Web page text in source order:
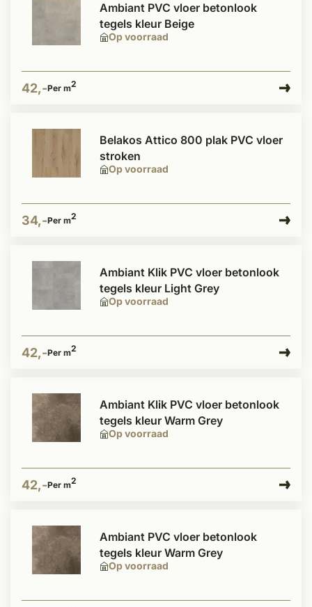
Op voorraad
Ambiant PVC vloer betonlook
tegels kleur Beige
42,-Per m2
Op voorraad
Belakos Attico 800 plak PVC vloer
stroken
34,-Per m2
Op voorraad
Ambiant Klik PVC vloer betonlook
tegels kleur Light Grey
42,-Per m2
Op voorraad
Ambiant Klik PVC vloer betonlook
tegels kleur Warm Grey
42,-Per m2
Op voorraad
Ambiant PVC vloer betonlook
tegels kleur Warm Grey